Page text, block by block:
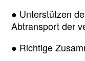
● Unterstützen
Abtransport der
● Richtige